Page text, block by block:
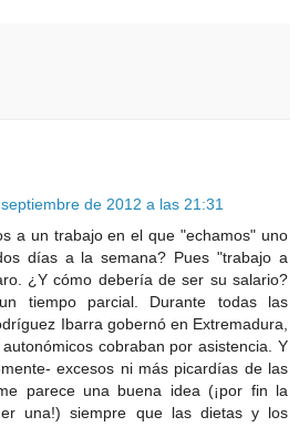
de 2012 a las 21:31
a un trabajo en el que "echamos" uno
días a la semana? Pues "trabajo a
¿Y cómo debería de ser su salario?
tiempo parcial. Durante todas las
Ibarra gobernó en Extremadura,
cobraban por asistencia. Y
excesos ni más picardías de las
parece una buena idea (¡por fin la
una!) siempre que las dietas y los